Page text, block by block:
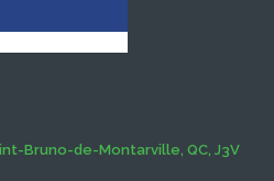
Bruno-de-Montarville, QC, J3V